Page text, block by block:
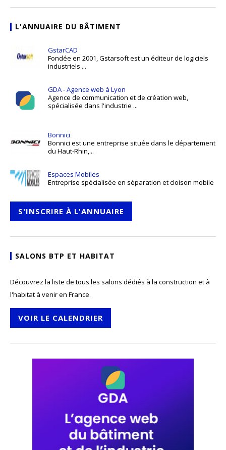
L'ANNUAIRE DU BÂTIMENT
GstarCAD
Fondée en 2001, Gstarsoft est un éditeur de logiciels
industriels ...
GDA - Agence web à Lyon
Agence de communication et de création web,
spécialisée dans l'industrie ...
Bonnici
Bonnici est une entreprise située dans le département
du Haut-Rhin,...
Espaces Mobiles
Entreprise spécialisée en séparation et cloison mobile
S'INSCRIRE À L'ANNUAIRE
SALONS BTP ET HABITAT
Découvrez la liste de tous les salons dédiés à la construction et à
l'habitat à venir en France.
VOIR LE CALENDRIER